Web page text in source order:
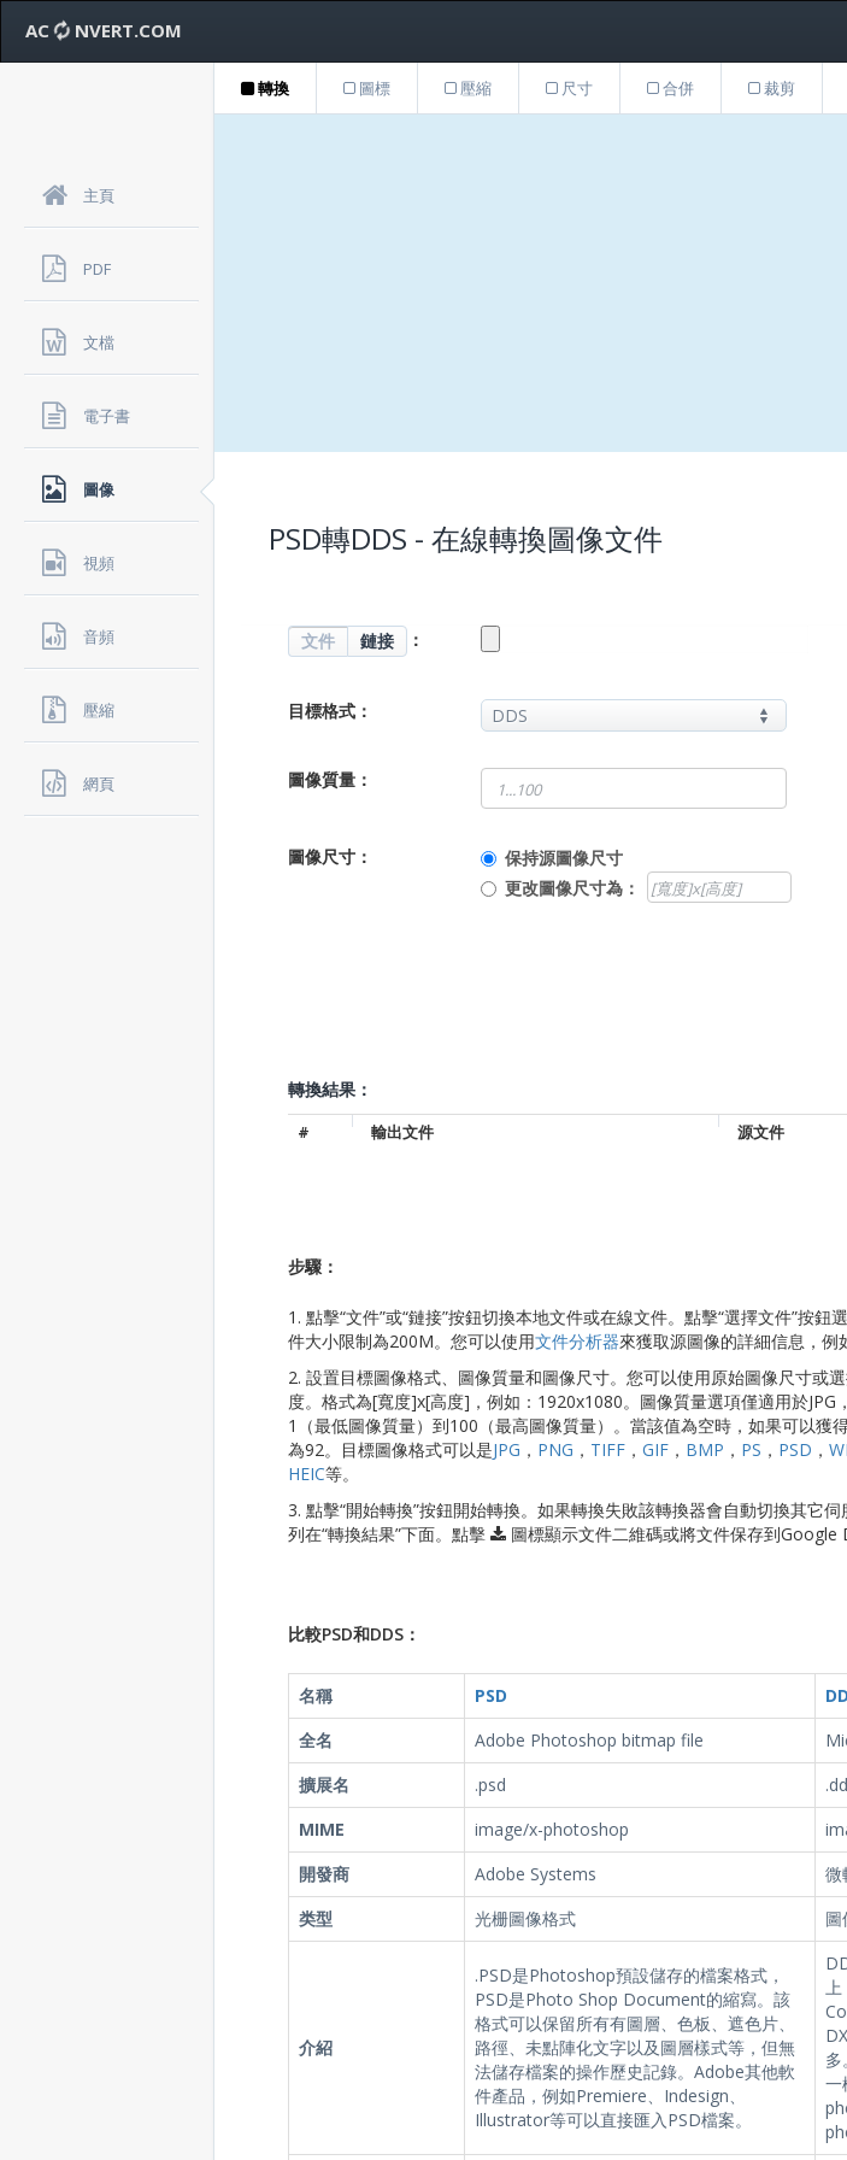
AC NVERT.COM
主頁
PDF
文檔
電子書
圖像
視頻
音頻
壓縮
網頁
轉換 圖標 壓縮 尺寸 合併 裁剪
PSD轉DDS - 在線轉換圖像文件
文件 鏈接 ：
目標格式：
圖像質量：
圖像尺寸：
保持源圖像尺寸
更改圖像尺寸為：
轉換結果：
# 輸出文件 源文件
步驟：
1. 點擊“文件”或“鏈接”按鈕切換本地文件或在線文件。點擊“選擇文件”按
件大小限制為200M。您可以使用文件分析器來獲取源圖像的詳細信息，例
2. 設置目標圖像格式、圖像質量和圖像尺寸。您可以使用原始圖像尺寸或
度。格式為[寬度]x[高度]，例如：1920x1080。圖像質量選項僅適用於JPG
1（最低圖像質量）到100（最高圖像質量）。當該值為空時，如果可以獲
為92。目標圖像格式可以是JPG ， PNG ， TIFF， GIF， BMP ， PS ， PSD ，
HEIC等。
3. 點擊“開始轉換”按鈕開始轉換。如果轉換失敗該轉換器會自動切換其它
列在“轉換結果”下面。點擊
圖標顯示文件二維碼或將文件保存到Google
比較PSD和DDS：
名稱 PSD
全名
Adobe Photoshop bitmap file
擴展名
.psd
MIME
image/x-photoshop
開發商
Adobe Systems
微
类型
光栅圖像格式 圖
介紹
.PSD是Photoshop預設儲存的檔案格式，
PSD是Photo Shop Document的縮寫。該
格式可以保留所有有圖層、色板、遮色片、
路徑、未點陣化文字以及圖層樣式等，但無
法儲存檔案的操作歷史記錄。Adobe其他軟
件產品，例如Premiere、Indesign、
Illustrator等可以直接匯入PSD檔案。
上
一